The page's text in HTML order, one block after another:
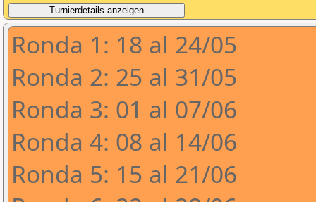
Ronda 1: 18 al 24/05
Ronda 2: 25 al 31/05
Ronda 3: 01 al 07/06
Ronda 4: 08 al 14/06
Ronda 5: 15 al 21/06